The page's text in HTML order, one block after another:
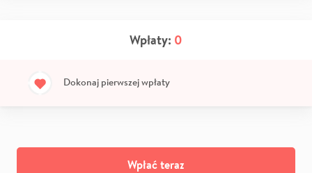
Wpłaty: 0
Dokonaj pierwszej wpłaty
Wpłać teraz